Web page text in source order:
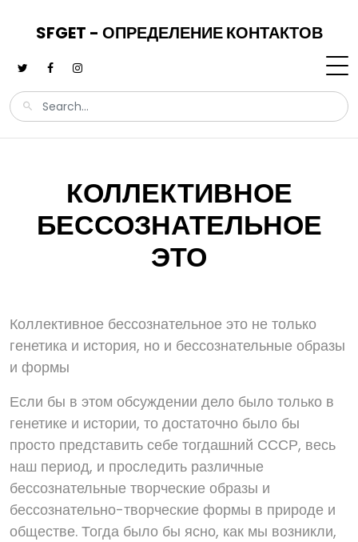
SFGET - ОПРЕДЕЛЕНИЕ КОНТАКТОВ
КОЛЛЕКТИВНОЕ
БЕССОЗНАТЕЛЬНОЕ
ЭТО
Коллективное бессознательное это не только
генетика и история, но и бессознательные образы
и формы
Если бы в этом обсуждении дело было только в
генетике и истории, то достаточно было бы
просто представить себе тогдашний СССР, весь
наш период, и проследить различные
бессознательные творческие образы и
бессознательно-творческие формы в природе и
обществе. Тогда было бы ясно, как мы возникли,